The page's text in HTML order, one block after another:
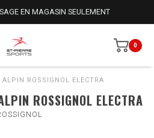
EN MAGASIN SEULEMENT
0
ALPIN ROSSIGNOL ELECTRA
ROSSIGNOL ELECTRA